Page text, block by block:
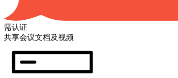
需认证
共享会议文档及视频